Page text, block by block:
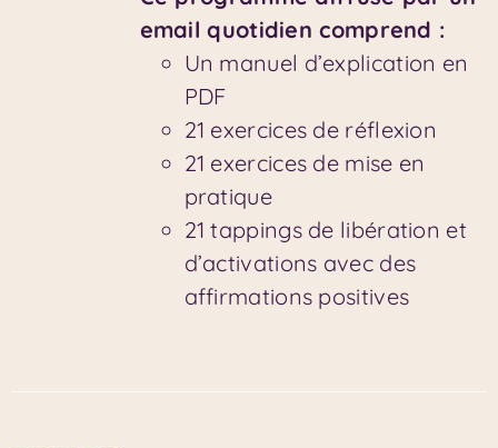
email quotidien comprend :
Un manuel d’explication en
PDF
21 exercices de réflexion
21 exercices de mise en
pratique
21 tappings de libération et
d’activations avec des
affirmations positives